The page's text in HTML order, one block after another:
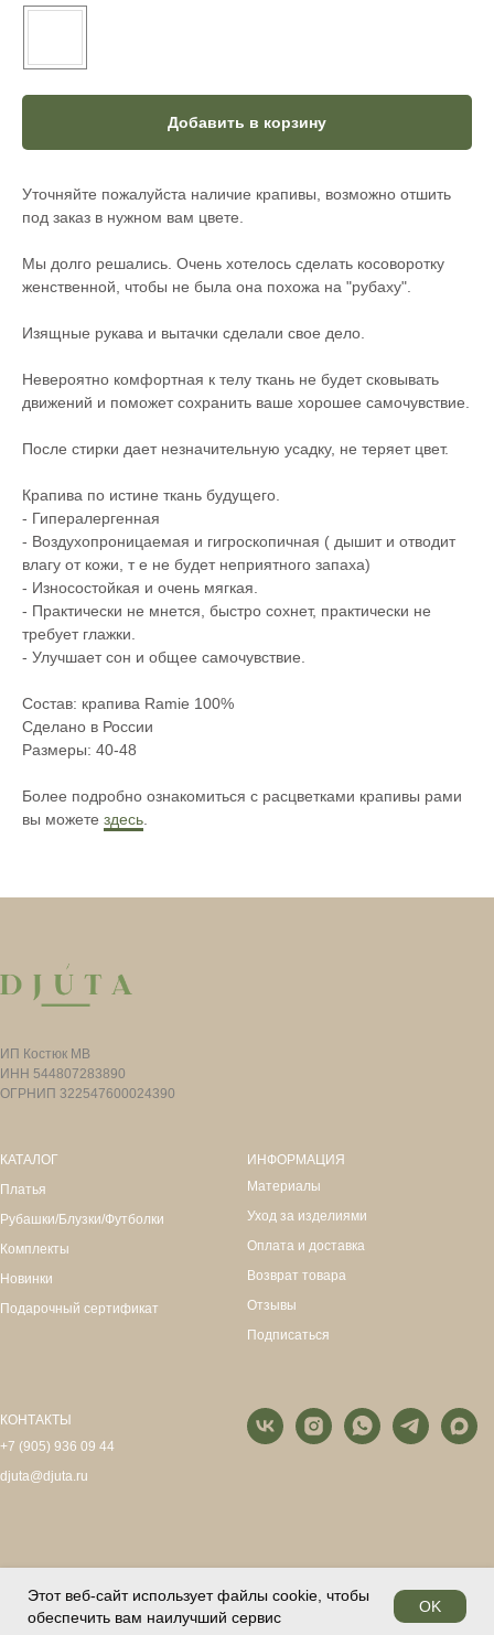
Добавить в корзину
Уточняйте пожалуйста наличие крапивы, возможно отшить
под заказ в нужном вам цвете.
Мы долго решались. Очень хотелось сделать косоворотку
женственной, чтобы не была она похожа на "рубаху".
Изящные рукава и вытачки сделали свое дело.
Невероятно комфортная к телу ткань не будет сковывать
движений и поможет сохранить ваше хорошее самочувствие.
После стирки дает незначительную усадку, не теряет цвет.
Крапива по истине ткань будущего.
- Гипералергенная
- Воздухопроницаемая и гигроскопичная ( дышит и отводит
влагу от кожи, т е не будет неприятного запаха)
- Износостойкая и очень мягкая.
- Практически не мнется, быстро сохнет, практически не
требует глажки.
- Улучшает сон и общее самочувствие.
Состав: крапива Ramie 100%
Сделано в России
Размеры: 40-48
Более подробно ознакомиться с расцветками крапивы рами
вы можете здесь.
Этот веб-сайт использует файлы cookie, чтобы
обеспечить вам наилучший сервис
OK
ИП Костюк МВ
ИНН 544807283890
ОГРНИП 322547600024390
КАТАЛОГ
Платья
Рубашки/Блузки/Футболки
Комплекты
Новинки
Подарочный сертификат
ИНФОРМАЦИЯ
Материалы
Уход за изделиями
Оплата и доставка
Возврат товара
Отзывы
Подписаться
КОНТАКТЫ
+7 (905) 936 09 44
djuta@djuta.ru